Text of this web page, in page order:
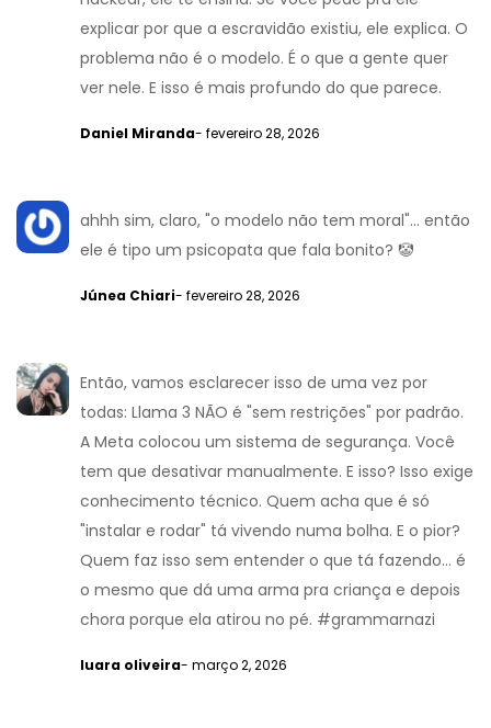
explicar por que a escravidão existiu, ele explica. O
problema não é o modelo. É o que a gente quer
ver nele. E isso é mais profundo do que parece.
Daniel Miranda- fevereiro 28, 2026
ahhh sim, claro, "o modelo não tem moral"... então
ele é tipo um psicopata que fala bonito? 🤡
Júnea Chiari- fevereiro 28, 2026
Então, vamos esclarecer isso de uma vez por
todas: Llama 3 NÃO é "sem restrições" por padrão.
A Meta colocou um sistema de segurança. Você
tem que desativar manualmente. E isso? Isso exige
conhecimento técnico. Quem acha que é só
"instalar e rodar" tá vivendo numa bolha. E o pior?
Quem faz isso sem entender o que tá fazendo... é
o mesmo que dá uma arma pra criança e depois
chora porque ela atirou no pé. #grammarnazi
luara oliveira- março 2, 2026